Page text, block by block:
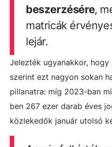
beszerzésére,
matricák
lejár.
Jelezték ugyanakkor,
szerint ezt nagyon sokan
pillanatra: míg 2023-ban
ben 267 ezer darab éves
közlekedők január utolsó